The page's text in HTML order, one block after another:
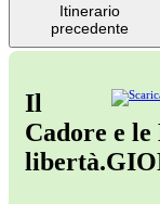
Itinerario
precedente
Il
Cadore e